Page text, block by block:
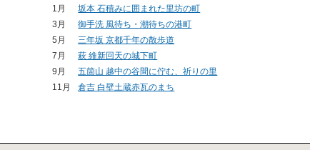
1月
坂本 石積みに囲まれた里坊の町
3月
御手洗 風待ち・潮待ちの港町
5月
三年坂 京都千年の散歩道
7月
萩 維新回天の城下町
9月
五箇山 越中の谷間に佇む、祈りの里
11月
倉吉 白壁土蔵赤瓦のまち